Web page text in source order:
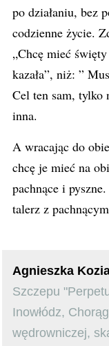
po działaniu, bez
codzienne życie.
„Chcę mieć
kazała”, niż: ”
Cel ten sam, tylko
inna.
A wracając do
chcę je mieć na
pachnące i
talerz z
Agnieszka
Szczepu
Inowłódz,
wędrowniczej,